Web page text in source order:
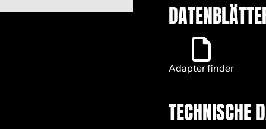
Adapter finder
TECH­NI­SCHE